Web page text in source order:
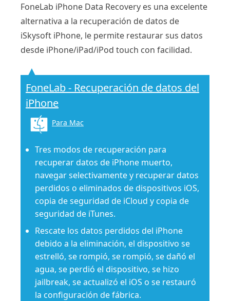
FoneLab iPhone Data Recovery es una excelente
alternativa a la recuperación de datos de
iSkysoft iPhone, le permite restaurar sus datos
desde iPhone/iPad/iPod touch con facilidad.
FoneLab - Recuperación de datos del
iPhone
Para Mac
Tres modos de recuperación para
recuperar datos de iPhone muerto,
navegar selectivamente y recuperar datos
perdidos o eliminados de dispositivos iOS,
copia de seguridad de iCloud y copia de
seguridad de iTunes.
Rescate los datos perdidos del iPhone
debido a la eliminación, el dispositivo se
estrelló, se rompió, se rompió, se dañó el
agua, se perdió el dispositivo, se hizo
jailbreak, se actualizó el iOS o se restauró
la configuración de fábrica.